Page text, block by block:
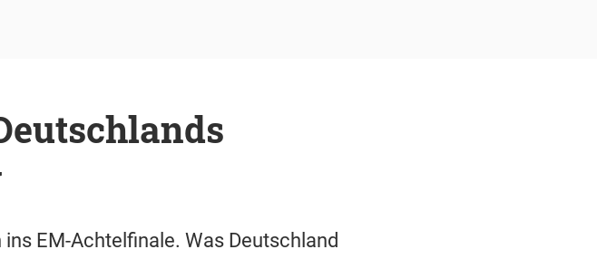
EM-Achtelfinale. Was Deutschland